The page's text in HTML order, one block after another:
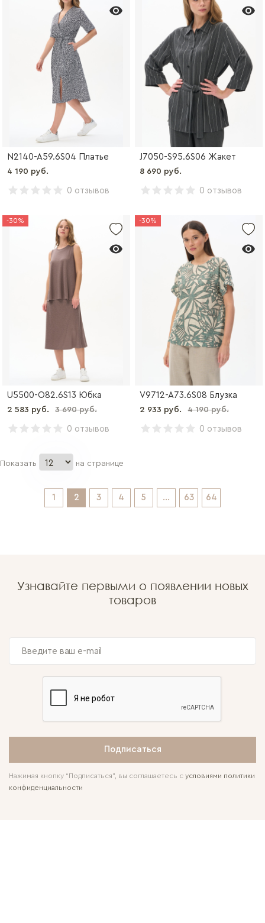
N2140-A59.6S04 Платье
4 190 руб.
0 отзывов
J7050-S95.6S06 Жакет
8 690 руб.
0 отзывов
-30%
U5500-O82.6S13 Юбка
2 583 руб. 3 690 руб.
0 отзывов
-30%
V9712-A73.6S08 Блузка
2 933 руб. 4 190 руб.
0 отзывов
Показать на странице
1 2 3 4 5 ... 63 64
Узнавайте первыми о появлении новых
товаров
Подписаться
Нажимая кнопку “Подписаться”, вы соглашаетесь с условиями политики
конфиденциальности